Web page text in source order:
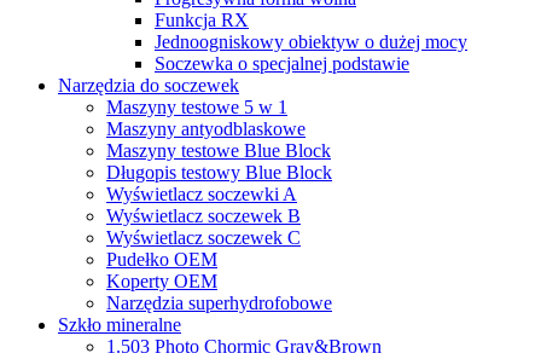
Funkcja RX
Jednoogniskowy obiektyw o dużej mocy
Soczewka o specjalnej podstawie
Narzędzia do soczewek
Maszyny testowe 5 w 1
Maszyny antyodblaskowe
Maszyny testowe Blue Block
Długopis testowy Blue Block
Wyświetlacz soczewki A
Wyświetlacz soczewek B
Wyświetlacz soczewek C
Pudełko OEM
Koperty OEM
Narzędzia superhydrofobowe
Szkło mineralne
1.503 Photo Chormic Gray&Brown